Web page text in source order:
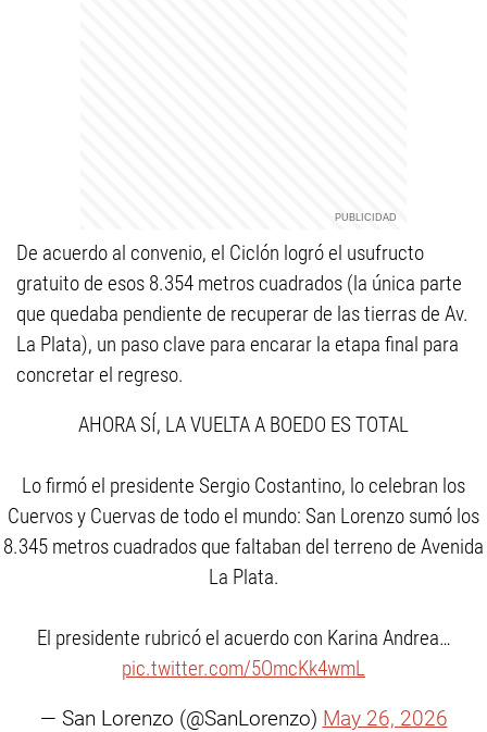
De acuerdo al convenio, el Ciclón logró el usufructo
gratuito de esos 8.354 metros cuadrados (la única parte
que quedaba pendiente de recuperar de las tierras de Av.
La Plata), un paso clave para encarar la etapa final para
concretar el regreso.
AHORA SÍ, LA VUELTA A BOEDO ES TOTAL
Lo firmó el presidente Sergio Costantino, lo celebran los
Cuervos y Cuervas de todo el mundo: San Lorenzo sumó los
8.345 metros cuadrados que faltaban del terreno de Avenida
La Plata.
El presidente rubricó el acuerdo con Karina Andrea…
pic.twitter.com/5OmcKk4wmL
— San Lorenzo (@SanLorenzo) May 26, 2026